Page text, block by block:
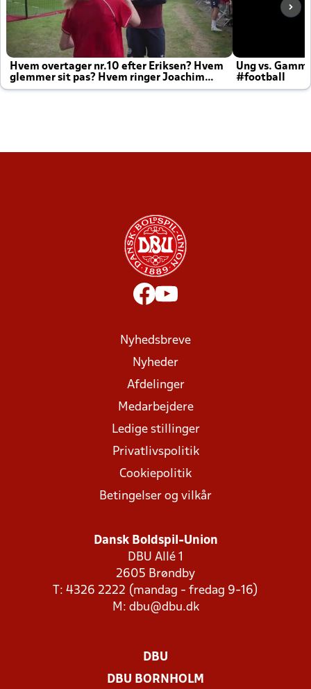
Hvem overtager nr.10 efter Eriksen? Hvem
glemmer sit pas? Hvem ringer Joachim
altid til efter kampe?
Ung vs.
#football
Nyhedsbreve
Nyheder
Afdelinger
Medarbejdere
Ledige stillinger
Privatlivspolitik
Cookiepolitik
Betingelser og vilkår
Dansk Boldspil-Union
DBU Allé 1
2605 Brøndby
T: 4326 2222 (mandag - fredag 9-16)
M: dbu@dbu.dk
DBU
DBU BORNHOLM